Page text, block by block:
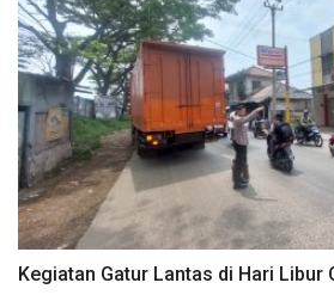
Kegiatan Gatur Lantas di Hari Libur